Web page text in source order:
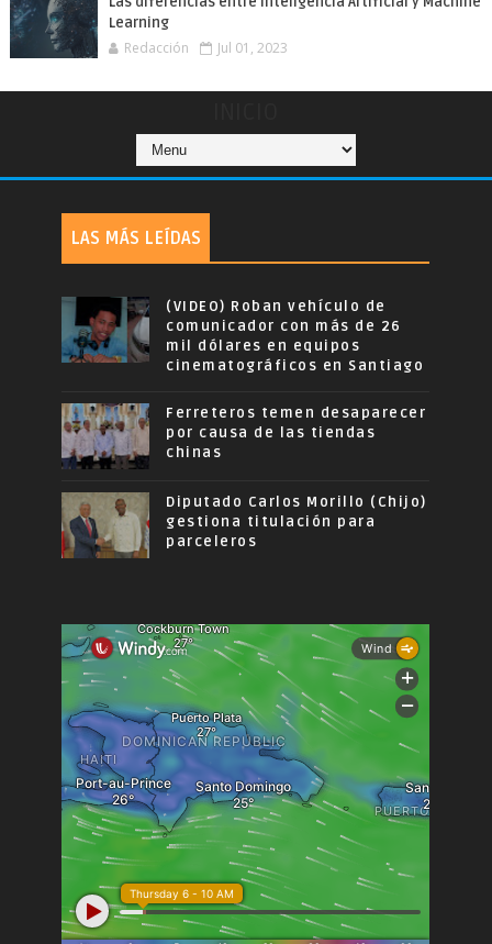
Learning
Redacción Jul 01, 2023
LAS MÁS LEÍDAS
(VIDEO) Roban vehículo de
comunicador con más de 26
mil dólares en equipos
cinematográficos en Santiago
Ferreteros temen desaparecer
por causa de las tiendas
chinas
Diputado Carlos Morillo (Chijo)
gestiona titulación para
parceleros